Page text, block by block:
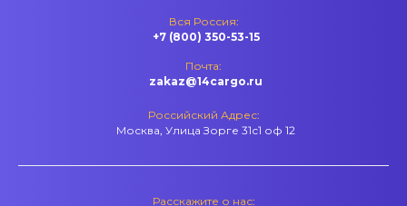
Вся Россия:
+7 (800) 350-53-15
Почта:
zakaz@14cargo.ru
Российский Адрес:
Москва, Улица Зорге 31с1 оф 12
Расскажите о нас: